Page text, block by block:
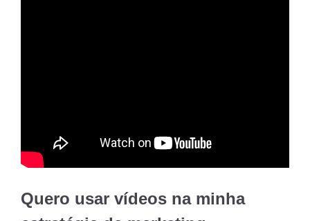
Quero usar vídeos na minha